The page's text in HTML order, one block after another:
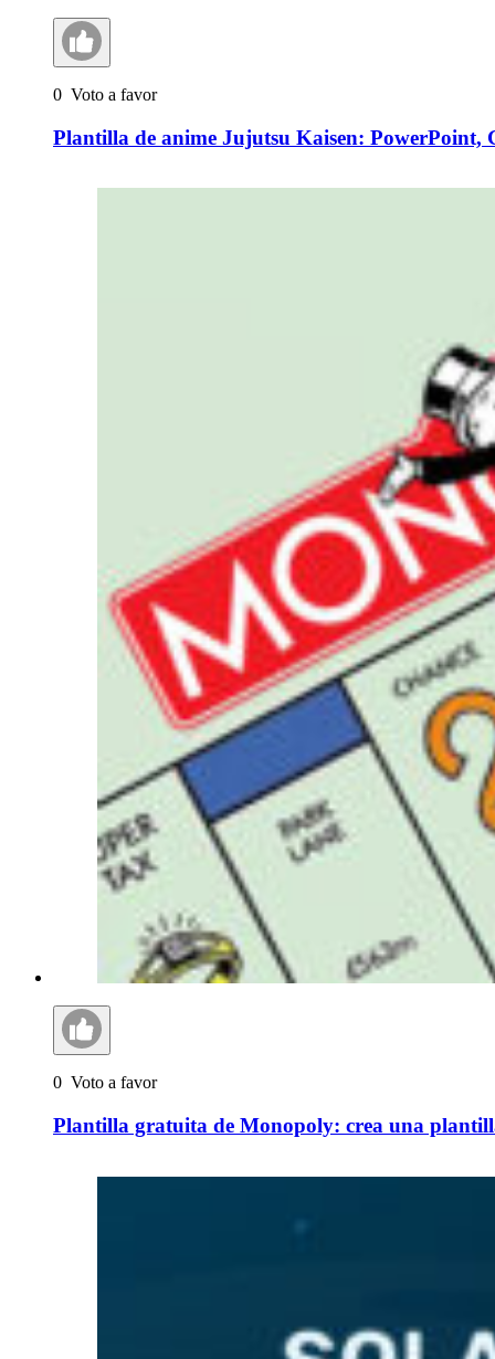
0 Voto a favor
Plantilla de anime Jujutsu Kaisen: PowerPoint,
0 Voto a favor
Plantilla gratuita de Monopoly: crea una